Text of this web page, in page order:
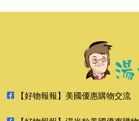
【好物報報】美國優惠購物交流